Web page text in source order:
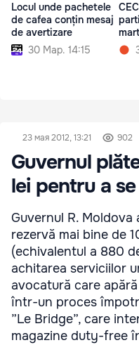
Locul unde pachetele
de cafea conțin mesaj
de avertizare
30 Мар. 14:15
23 мая 2012, 13:21 902
Guvernul
lei pentru a
Guvernul R.
rezervă mai bine de
(echivalentul a 880
achitarea serviciilor
avocatură care
într-un proces
”Le Bridge”, care
magazine duty-free